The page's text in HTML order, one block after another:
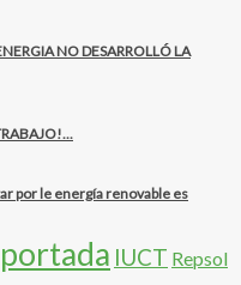
NO DESARROLLÓ LA
por le energía renovable es
IUCT Repsol